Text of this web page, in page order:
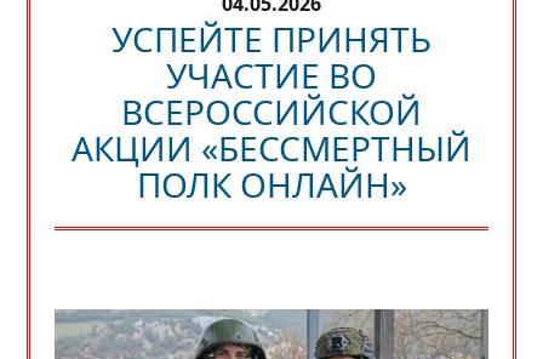
УСПЕЙТЕ ПРИНЯТЬ
УЧАСТИЕ ВО
ВСЕРОССИЙСКОЙ
АКЦИИ «БЕССМЕРТНЫЙ
ПОЛК ОНЛАЙН»